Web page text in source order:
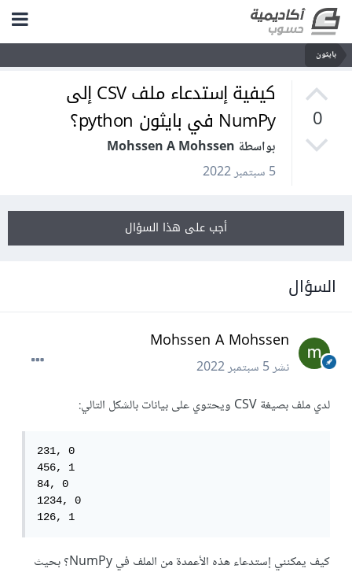
بايثون
0
كيفية إستدعاء ملف CSV إلى
NumPy في بايثون python؟
بواسطة Mohssen A Mohssen
5 سبتمبر 2022
أجب على هذا السؤال
السؤال
Mohssen A Mohssen
نشر5 سبتمبر 2022
لدي ملف بصيغة CSV ويحتوي على بيانات بالشكل التالي:
231, 0
456, 1
84, 0
1234, 0
126, 1
كيف يمكنني إستدعاء هذه الأعمدة من الملف في NumPy؟ بحيث